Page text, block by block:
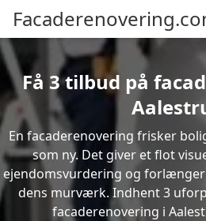
Få 3 tilbud på
En facaderenovering frisker
som ny. Det giver et flot
ejendomsvurdering og
dens murværk. Indhent 3
facaderenovering i